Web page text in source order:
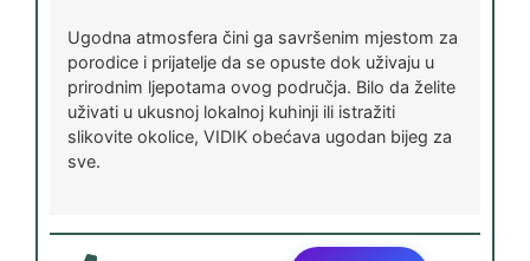
Ugodna atmosfera čini ga savršenim mjestom za
porodice i prijatelje da se opuste dok uživaju u
prirodnim ljepotama ovog područja. Bilo da želite
uživati u ukusnoj lokalnoj kuhinji ili istražiti
slikovite okolice, VIDIK obećava ugodan bijeg za
sve.